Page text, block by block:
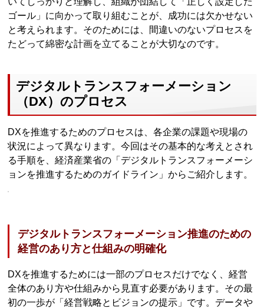
ゴール」に向かって取り組むことが、成功には欠かせない
と考えられます。そのためには、間違いのないプロセスを
たどって綿密な計画を立てることが大切なのです。
デジタルトランスフォーメーション
（DX）のプロセス
DXを推進するためのプロセスは、各企業の課題や現場の
状況によって異なります。今回はその基本的な考えとされ
る手順を、経済産業省の「デジタルトランスフォーメーシ
ョンを推進するためのガイドライン」からご紹介します。
デジタルトランスフォーメーション推進のための
経営のあり方と仕組みの明確化
DXを推進するためには一部のプロセスだけでなく、経営
全体のあり方や仕組みから見直す必要があります。その最
初の一歩が「経営戦略とビジョンの提示」です。データや